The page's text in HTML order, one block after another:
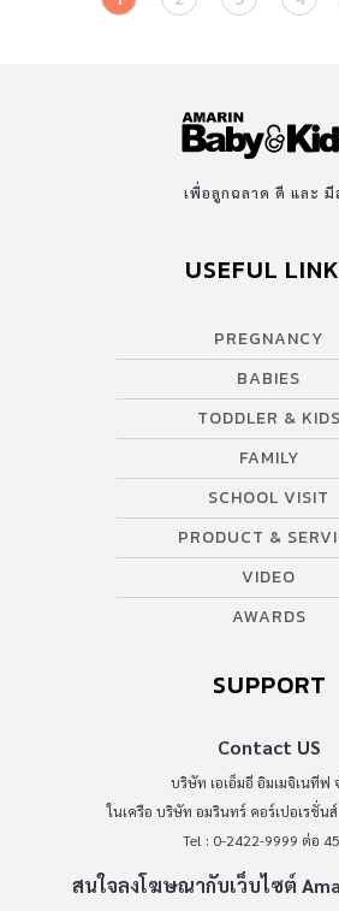
เพื่อลูกฉลาด ดี และ มี
USEFUL
PREGNANCY
BABIES
TODDLER & KIDS
FAMILY
SCHOOL VISIT
PRODUCT &
VIDEO
AWARDS
SUPPORT
Contact US
บริษัท เอเอ็มอี อิมเมจิเนทีฟ
ในเครือ บริษัท อมรินทร์ คอร์เปอเรชั่น
Tel : 0-2422-9999 ต่อ
สนใจลงโฆษณากับเว็บไซต์